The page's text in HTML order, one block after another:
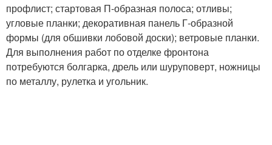
профлист; стартовая П-образная полоса; отливы;
угловые планки; декоративная панель Г-образной
формы (для обшивки лобовой доски); ветровые планки.
Для выполнения работ по отделке фронтона
потребуются болгарка, дрель или шуруповерт, ножницы
по металлу, рулетка и угольник.